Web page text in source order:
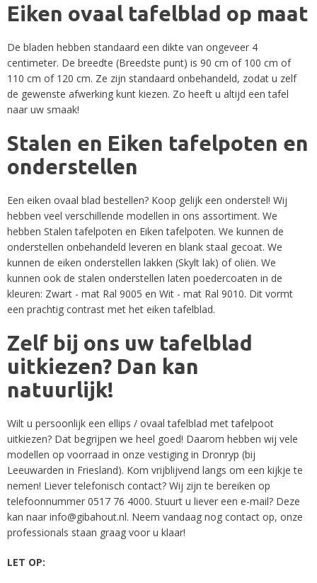
Eiken ovaal tafelblad op maat
De bladen hebben standaard een dikte van ongeveer 4
centimeter. De breedte (Breedste punt) is 90 cm of 100 cm of
110 cm of 120 cm. Ze zijn standaard onbehandeld, zodat u zelf
de gewenste afwerking kunt kiezen. Zo heeft u altijd een tafel
naar uw smaak!
Stalen en Eiken tafelpoten en
onderstellen
Een eiken ovaal blad bestellen? Koop gelijk een onderstel! Wij
hebben veel verschillende modellen in ons assortiment. We
hebben Stalen tafelpoten en Eiken tafelpoten. We kunnen de
onderstellen onbehandeld leveren en blank staal gecoat. We
kunnen de eiken onderstellen lakken (Skylt lak) of oliën. We
kunnen ook de stalen onderstellen laten poedercoaten in de
kleuren: Zwart - mat Ral 9005 en Wit - mat Ral 9010. Dit vormt
een prachtig contrast met het eiken tafelblad.
Zelf bij ons uw tafelblad
uitkiezen? Dan kan
natuurlijk!
Wilt u persoonlijk een ellips / ovaal tafelblad met tafelpoot
uitkiezen? Dat begrijpen we heel goed! Daarom hebben wij vele
modellen op voorraad in onze vestiging in Dronryp (bij
Leeuwarden in Friesland). Kom vrijblijvend langs om een kijkje te
nemen! Liever telefonisch contact? Wij zijn te bereiken op
telefoonnummer 0517 76 4000. Stuurt u liever een e-mail? Deze
kan naar info@gibahout.nl. Neem vandaag nog contact op, onze
professionals staan graag voor u klaar!
LET OP: